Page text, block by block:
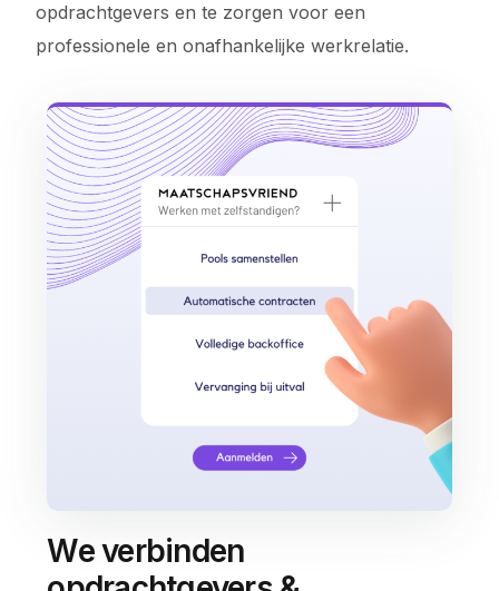
opdrachtgevers en te zorgen voor een
professionele en onafhankelijke werkrelatie.
We verbinden